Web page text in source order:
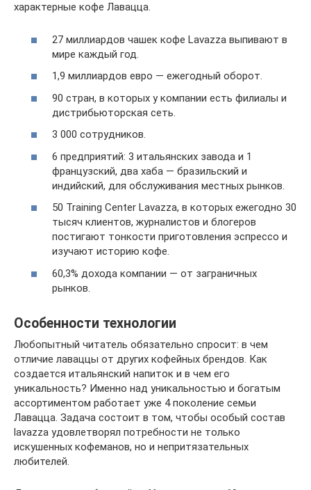
характерные кофе Лавацца.
27 миллиардов чашек кофе Lavazza выпивают в
мире каждый год.
1,9 миллиардов евро — ежегодный оборот.
90 стран, в которых у компании есть филиалы и
дистрибьюторская сеть.
3 000 сотрудников.
6 предприятий: 3 итальянских завода и 1
французский, два хаба — бразильский и
индийский, для обслуживания местных рынков.
50 Training Center Lavazza, в которых ежегодно 30
тысяч клиентов, журналистов и блогеров
постигают тонкости приготовления эспрессо и
изучают историю кофе.
60,3% дохода компании — от заграничных
рынков.
Особенности технологии
Любопытный читатель обязательно спросит: в чем
отличие лаваццы от других кофейных брендов. Как
создается итальянский напиток и в чем его
уникальность? Именно над уникальностью и богатым
ассортиментом работает уже 4 поколение семьи
Лавацца. Задача состоит в том, чтобы особый состав
lavazza удовлетворял потребности не только
искушенных кофеманов, но и непритязательных
любителей.